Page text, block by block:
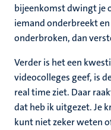
bijeenkomst dwingt je
iemand onderbreekt
onderbroken, dan
Verder is het een
videocolleges geef, is
real time ziet. Daar
dat heb ik uitgezet. Je
kunt niet zeker weten